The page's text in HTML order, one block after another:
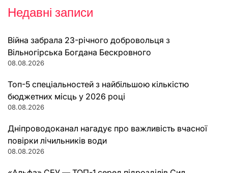
Недавні записи
Війна забрала 23-річного добровольця з
Вільногірська Богдана Бескровного
08.08.2026
Топ-5 спеціальностей з найбільшою кількістю
бюджетних місць у 2026 році
08.08.2026
Дніпроводоканал нагадує про важливість вчасної
повірки лічильників води
08.08.2026